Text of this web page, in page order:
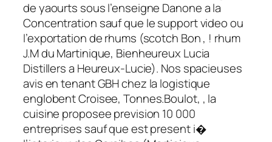
de yaourts sous l’enseigne Danone a la
Concentration sauf que le support video ou
l’exportation de rhums (scotch Bon , ! rhum
J.M du Martinique, Bienheureux Lucia
Distillers a Heureux-Lucie). Nos spacieuses
avis en tenant GBH chez la logistique
englobent Croisee, Tonnes.Boulot, , la
cuisine proposee prevision 10 000
entreprises sauf que est present i�